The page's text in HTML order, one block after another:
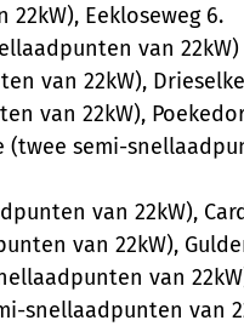
Eekloseweg 6.
van 22kW)
van 22kW),
van 22kW),
semi-
van 22kW),
van 22kW),
van
snellaadpunten van